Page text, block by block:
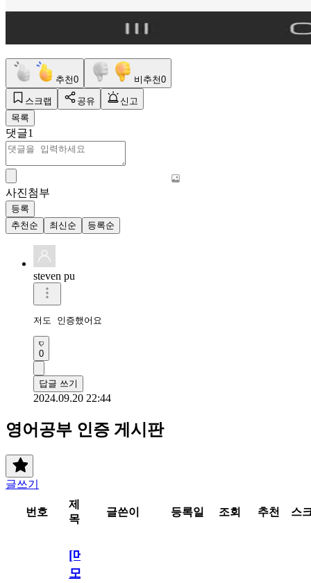
추천0 비추천0
스크랩 공유
신고
목록
댓글1
사진첨부
등록
추천순
최신순 등록순
steven pu
저도 인증했어요
0
답글 쓰기
2024.09.20 22:44
영어공부 인증 게시판
글쓰기
번호
제
목
글쓴이 등록일 조회 추천 스
[메
모